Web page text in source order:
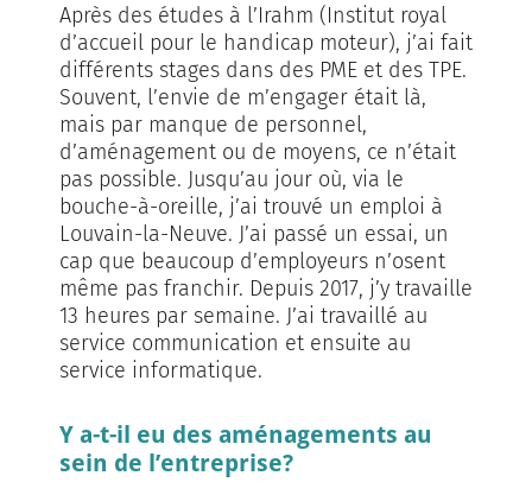
Après des études à l’Irahm (Institut royal
d’accueil pour le handicap moteur), j’ai fait
différents stages dans des PME et des TPE.
Souvent, l’envie de m’engager était là,
mais par manque de personnel,
d’aménagement ou de moyens, ce n’était
pas possible. Jusqu’au jour où, via le
bouche-à-oreille, j’ai trouvé un emploi à
Louvain-la-Neuve. J’ai passé un essai, un
cap que beaucoup d’employeurs n’osent
même pas franchir. Depuis 2017, j’y travaille
13 heures par semaine. J’ai travaillé au
service communication et ensuite au
service informatique.
Y a-t-il eu des aménagements au
sein de l’entreprise?